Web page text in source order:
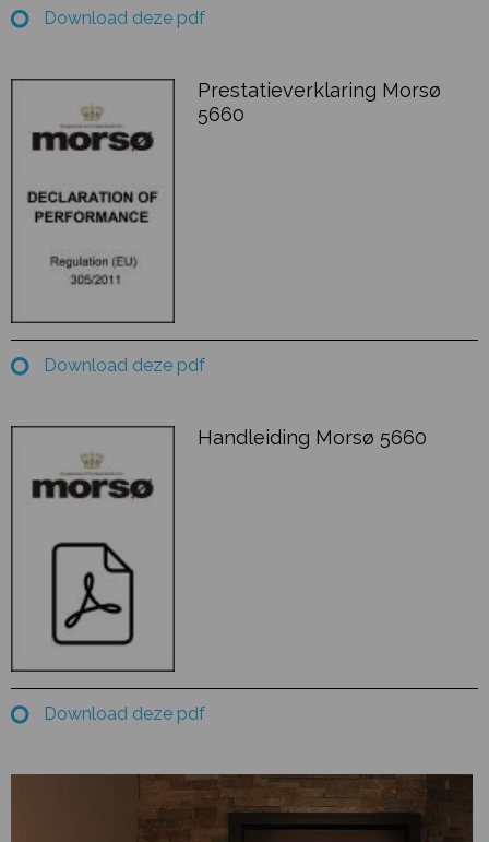
Download deze pdf
Prestatieverklaring Morsø
5660
Download deze pdf
Handleiding Morsø 5660
Download deze pdf